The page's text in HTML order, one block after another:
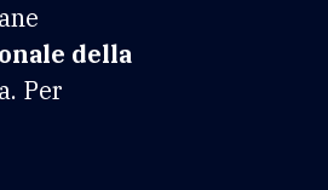
della
Per